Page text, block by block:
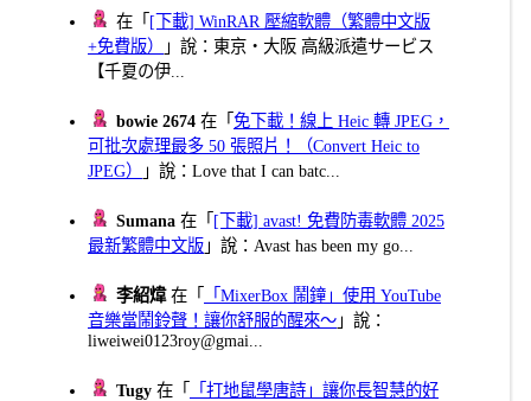
在「 [下載] WinRAR 壓縮軟體（繁體中文版
+免費版）
」說：東京・大阪 高級派遣サービス
【千夏の伊...
bowie 2674 在「免下載！線上 Heic 轉 JPEG，
可批次處理最多 50 張照片！（Convert Heic to
JPEG）
」說：Love that I can batc...
Sumana 在「 [下載] avast! 免費防毒軟體 2025
最新繁體中文版 」說：Avast has been my go...
李紹煒在「
「MixerBox 鬧鐘」使用 YouTube
音樂當鬧鈴聲！讓你舒服的醒來～ 」說：
liweiwei0123roy@gmai...
Tugy 在「
「打地鼠學唐詩」讓你長智慧的好